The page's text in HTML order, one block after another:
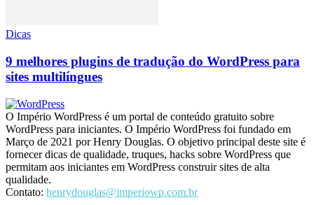
Dicas
9 melhores plugins de tradução do WordPress para
sites multilíngues
O Império WordPress é um portal de conteúdo gratuito sobre
WordPress para iniciantes. O Império WordPress foi fundado em
Março de 2021 por Henry Douglas. O objetivo principal deste site é
fornecer dicas de qualidade, truques, hacks sobre WordPress que
permitam aos iniciantes em WordPress construir sites de alta
qualidade.
Contato: henrydouglas@imperiowp.com.br